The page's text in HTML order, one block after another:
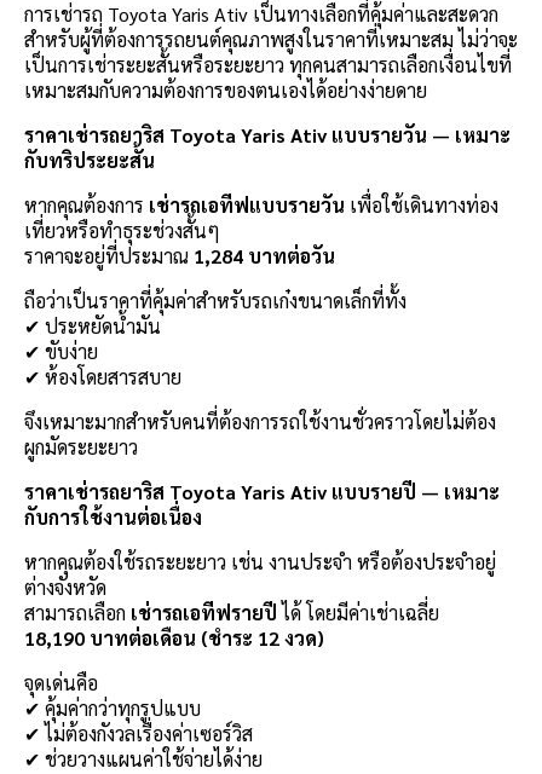
การเช่ารถ Toyota Yaris Ativ เป็นทางเลือกที่คุ้มค่าและสะดวก
สำหรับผู้ที่ต้องการรถยนต์คุณภาพสูงในราคาที่เหมาะสม ไม่ว่าจะ
เป็นการเช่าระยะสั้นหรือระยะยาว ทุกคนสามารถเลือกเงื่อนไขที่
เหมาะสมกับความต้องการของตนเองได้อย่างง่ายดาย
ราคาเช่ารถยาริส Toyota Yaris Ativ แบบรายวัน — เหมาะ
กับทริประยะสั้น
หากคุณต้องการ เช่ารถเอทีฟแบบรายวัน เพื่อใช้เดินทางท่อง
เที่ยวหรือทำธุระช่วงสั้นๆ
ราคาจะอยู่ที่ประมาณ 1,284 บาทต่อวัน
ถือว่าเป็นราคาที่คุ้มค่าสำหรับรถเก๋งขนาดเล็กที่ทั้ง
✔ ประหยัดน้ำมัน
✔ ขับง่าย
✔ ห้องโดยสารสบาย
จึงเหมาะมากสำหรับคนที่ต้องการรถใช้งานชั่วคราวโดยไม่ต้อง
ผูกมัดระยะยาว
ราคาเช่ารถยาริส Toyota Yaris Ativ แบบรายปี — เหมาะ
กับการใช้งานต่อเนื่อง
หากคุณต้องใช้รถระยะยาว เช่น งานประจำ หรือต้องประจำอยู่
ต่างจังหวัด
สามารถเลือก เช่ารถเอทีฟรายปีได้ โดยมีค่าเช่าเฉลี่ย
18,190 บาทต่อเดือน (ชำระ 12 งวด)
จุดเด่นคือ
✔ คุ้มค่ากว่าทุกรูปแบบ
✔ ไม่ต้องกังวลเรื่องค่าเซอร์วิส
✔ ช่วยวางแผนค่าใช้จ่ายได้ง่าย